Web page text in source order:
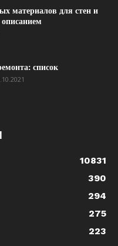
материалов для стен и
список
10831
390
294
275
223